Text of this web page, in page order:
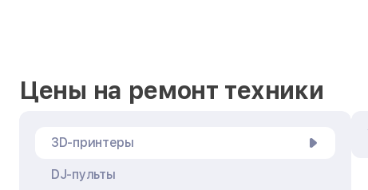
Цены на ремонт техники
3D-принтеры
DJ-пульты